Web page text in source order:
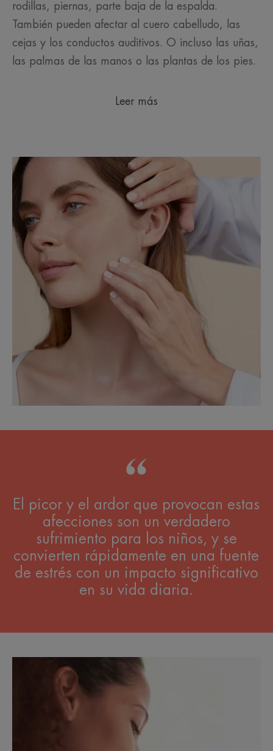
rodillas, piernas, parte baja de la espalda.
También pueden afectar al cuero cabelludo, las
cejas y los conductos auditivos. O incluso las uñas,
las palmas de las manos o las plantas de los pies.
Leer más
El picor y el ardor que provocan estas
afecciones son un verdadero
sufrimiento para los niños, y se
convierten rápidamente en una fuente
de estrés con un impacto significativo
en su vida diaria.